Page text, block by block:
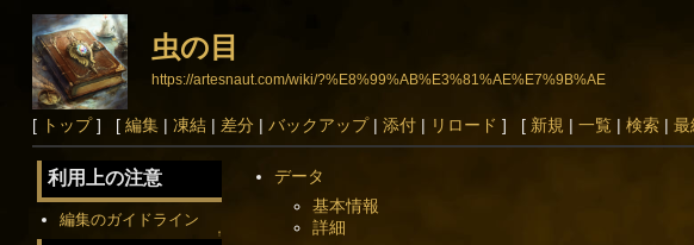
虫の目
https://artesnaut.com/wiki/?%E8%99%AB%E3%81%AE%E7%9B%AE
[ トップ] [ 編集| 凍結| 差分| バックアップ| 添付| リロード ] [ 新規 | 一覧| 検索| 最
データ
基本情報
詳細
利用上の注意
編集のガイドライン
↑